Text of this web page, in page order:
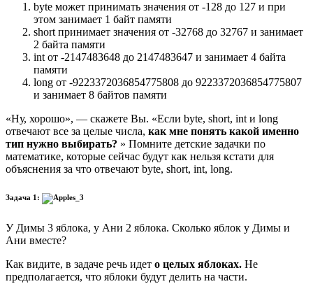
byte может принимать значения от -128 до 127 и при
этом занимает 1 байт памяти
short принимает значения от -32768 до 32767 и занимает
2 байта памяти
int от -2147483648 до 2147483647 и занимает 4 байта
памяти
long от -9223372036854775808 до 9223372036854775807
и занимает 8 байтов памяти
«Ну, хорошо», — скажете Вы. «Если byte, short, int и long
отвечают все за целые числа, как мне понять какой именно
тип нужно выбирать? » Помните детские задачки по
математике, которые сейчас будут как нельзя кстати для
объяснения за что отвечают byte, short, int, long.
Задача 1:
У Димы 3 яблока, у Ани 2 яблока. Сколько яблок у Димы и
Ани вместе?
Как видите, в задаче речь идет о целых яблоках. Не
предполагается, что яблоки будут делить на части.